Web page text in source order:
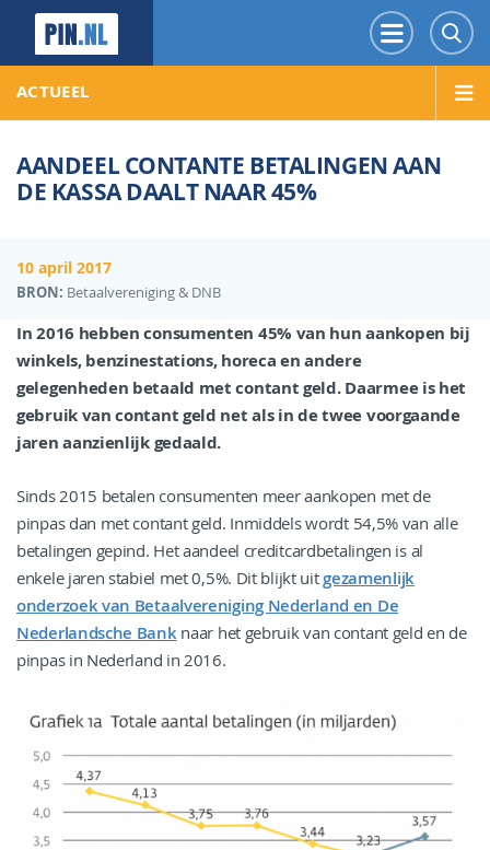
Menu
ACTUEEL
AANDEEL CONTANTE BETALINGEN AAN
DE KASSA DAALT NAAR 45%
10 april 2017
BRON: Betaalvereniging & DNB
In 2016 hebben consumenten 45% van hun aankopen bij
winkels, benzinestations, horeca en andere
gelegenheden betaald met contant geld. Daarmee is het
gebruik van contant geld net als in de twee voorgaande
jaren aanzienlijk gedaald.
Sinds 2015 betalen consumenten meer aankopen met de
pinpas dan met contant geld. Inmiddels wordt 54,5% van alle
betalingen gepind. Het aandeel creditcardbetalingen is al
enkele jaren stabiel met 0,5%. Dit blijkt uitgezamenlijk
onderzoek van Betaalvereniging Nederland en De
Nederlandsche Banknaar het gebruik van contant geld en de
pinpas in Nederland in 2016.